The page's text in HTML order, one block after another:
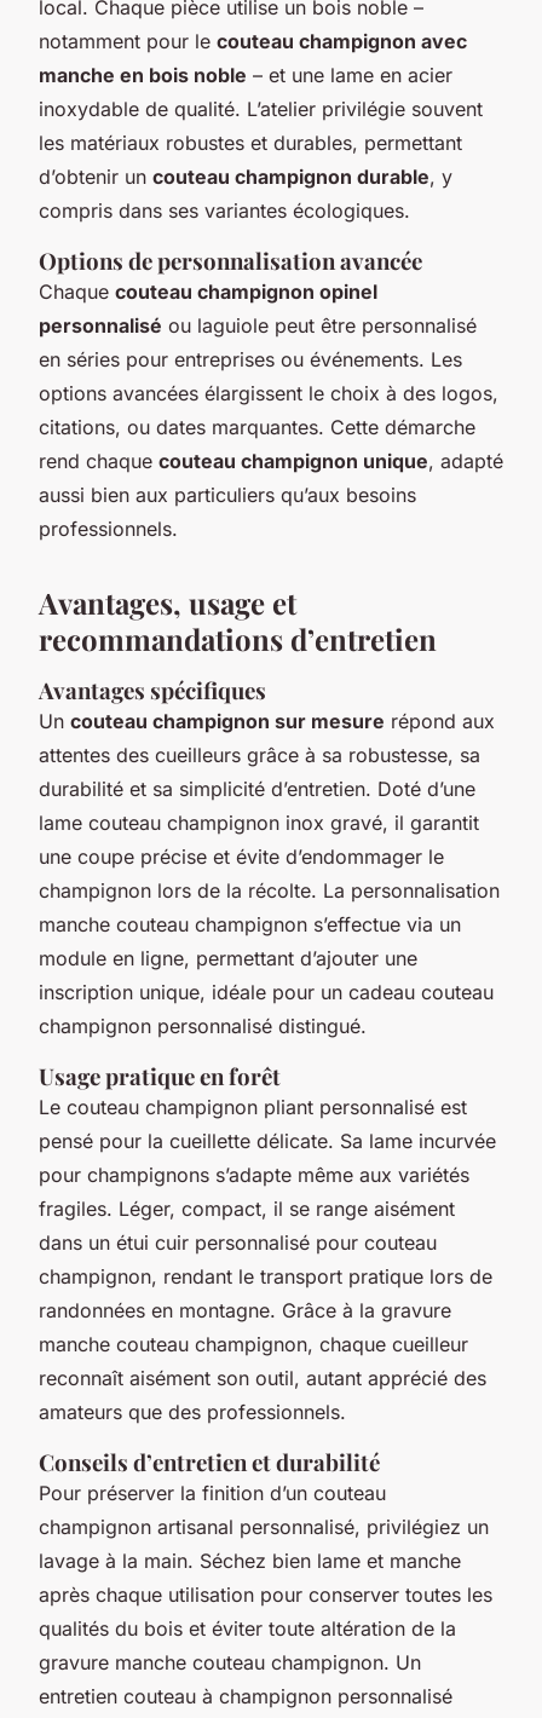
local. Chaque pièce utilise un bois noble –
notamment pour le couteau champignon avec
manche en bois noble – et une lame en acier
inoxydable de qualité. L’atelier privilégie souvent
les matériaux robustes et durables, permettant
d’obtenir un couteau champignon durable, y
compris dans ses variantes écologiques.
Options de personnalisation avancée
Chaque couteau champignon opinel
personnalisé ou laguiole peut être personnalisé
en séries pour entreprises ou événements. Les
options avancées élargissent le choix à des logos,
citations, ou dates marquantes. Cette démarche
rend chaque couteau champignon unique, adapté
aussi bien aux particuliers qu’aux besoins
professionnels.
Avantages, usage et
recommandations d’entretien
Avantages spécifiques
Un couteau champignon sur mesure répond aux
attentes des cueilleurs grâce à sa robustesse, sa
durabilité et sa simplicité d’entretien. Doté d’une
lame couteau champignon inox gravé, il garantit
une coupe précise et évite d’endommager le
champignon lors de la récolte. La personnalisation
manche couteau champignon s’effectue via un
module en ligne, permettant d’ajouter une
inscription unique, idéale pour un cadeau couteau
champignon personnalisé distingué.
Usage pratique en forêt
Le couteau champignon pliant personnalisé est
pensé pour la cueillette délicate. Sa lame incurvée
pour champignons s’adapte même aux variétés
fragiles. Léger, compact, il se range aisément
dans un étui cuir personnalisé pour couteau
champignon, rendant le transport pratique lors de
randonnées en montagne. Grâce à la gravure
manche couteau champignon, chaque cueilleur
reconnaît aisément son outil, autant apprécié des
amateurs que des professionnels.
Conseils d’entretien et durabilité
Pour préserver la finition d’un couteau
champignon artisanal personnalisé, privilégiez un
lavage à la main. Séchez bien lame et manche
après chaque utilisation pour conserver toutes les
qualités du bois et éviter toute altération de la
gravure manche couteau champignon. Un
entretien couteau à champignon personnalisé